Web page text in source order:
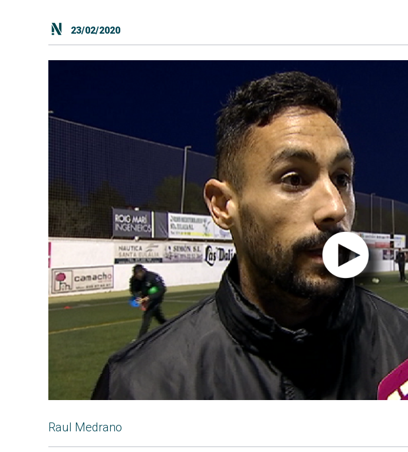
23/02/2020
Raul Medrano